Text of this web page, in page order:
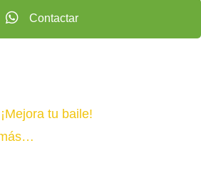
Contactar
tu baile!